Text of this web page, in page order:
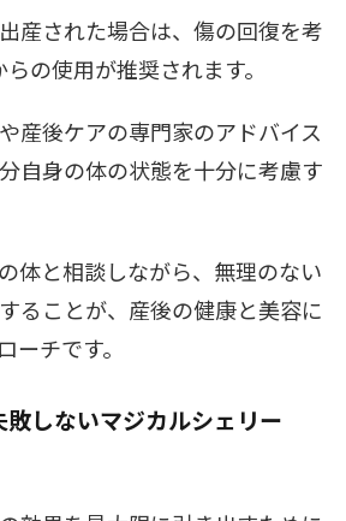
産された場合は、傷の回復を考
の使用が推奨されます。
産後ケアの専門家のアドバイス
自身の体の状態を十分に考慮す
体と相談しながら、無理のない
ることが、産後の健康と美容に
ーチです。
敗しないマジカルシェリー